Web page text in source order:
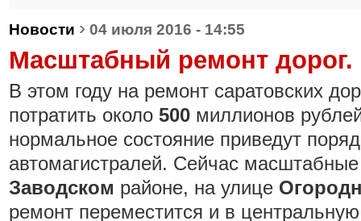
Новости › 04 июля 2016 - 14:55
Масштабный ремонт дорог.
В этом году на ремонт саратовских
потратить около 500 миллионов
нормальное состояние приведут
автомагистралей. Сейчас
Заводском районе, на улице
ремонт переместится и в